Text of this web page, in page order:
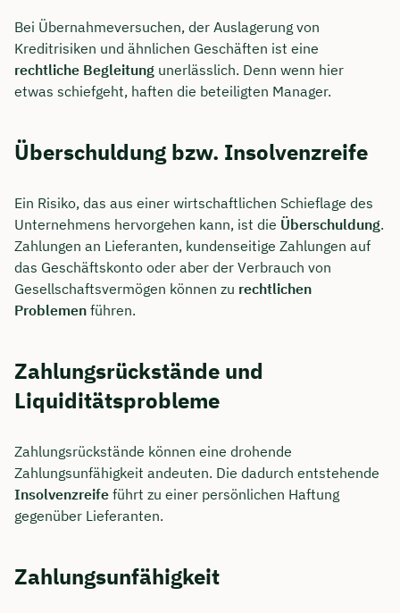
Bei Übernahmeversuchen, der Auslagerung von
Kreditrisiken und ähnlichen Geschäften ist eine
rechtliche Begleitung unerlässlich. Denn wenn hier
etwas schiefgeht, haften die beteiligten Manager.
Überschuldung bzw. Insolvenzreife
Ein Risiko, das aus einer wirtschaftlichen Schieflage des
Unternehmens hervorgehen kann, ist die Überschuldung.
Zahlungen an Lieferanten, kundenseitige Zahlungen auf
das Geschäftskonto oder aber der Verbrauch von
Gesellschaftsvermögen können zu rechtlichen
Problemen führen.
Zahlungsrückstände und
Liquiditätsprobleme
Zahlungsrückstände können eine drohende
Zahlungsunfähigkeit andeuten. Die dadurch entstehende
Insolvenzreife führt zu einer persönlichen Haftung
gegenüber Lieferanten.
Zahlungsunfähigkeit
Dauer: ca. 30 Minuten
Kostenfrei & unverbindlich